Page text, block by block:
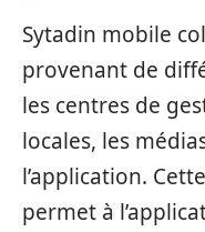
Sytadin mobile
provenant de
les centres de
locales, les
l’application.
permet à